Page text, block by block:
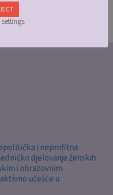
i neprofitna
djelovanje ženskih
i obrazovnim
učešće u
All